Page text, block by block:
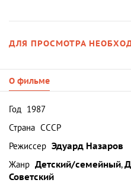
ДЛЯ ПРОСМОТРА
О фильме
Год 1987
Страна СССР
Режиссер Эдуард Назаров
Жанр Детский/семейный,
Советский